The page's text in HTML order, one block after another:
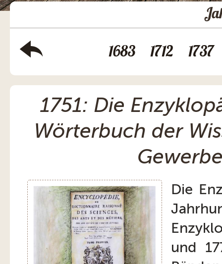
1683 1712 1737
1751: Die
Wörterbuch der
Die
und